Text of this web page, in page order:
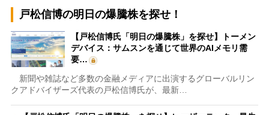
戸松信博の明日の爆騰株を探せ！
【戸松信博氏「明日の爆騰株」を探せ】トーメン
デバイス：サムスンを通じて世界のAIメモリ需
要…
新聞や雑誌など多数の金融メディアに出演するグローバルリン
クアドバイザーズ代表の戸松信博氏が、最新…